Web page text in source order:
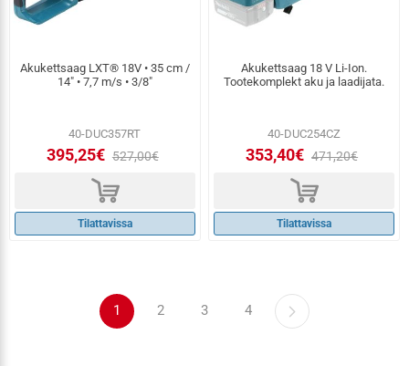
Akukettsaag LXT® 18V • 35 cm /
14" • 7,7 m/s • 3/8"
40-DUC357RT
395,25€ 527,00€
d
Tilattavissa
Akukettsaag 18 V Li-Ion.
Tootekomplekt aku ja laadijata.
40-DUC254CZ
353,40€ 471,20€
d
Tilattavissa
1 2 3 4